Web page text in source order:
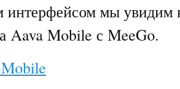
интерфейсом мы увидим
Aava Mobile с MeeGo.